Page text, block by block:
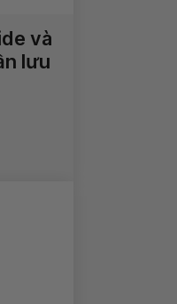
và
lưu